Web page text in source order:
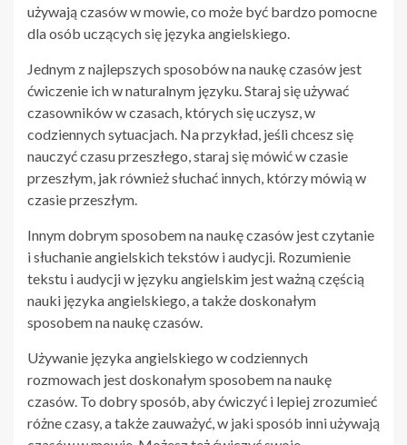
używają czasów w mowie, co może być bardzo pomocne
dla osób uczących się języka angielskiego.
Jednym z najlepszych sposobów na naukę czasów jest
ćwiczenie ich w naturalnym języku. Staraj się używać
czasowników w czasach, których się uczysz, w
codziennych sytuacjach. Na przykład, jeśli chcesz się
nauczyć czasu przeszłego, staraj się mówić w czasie
przeszłym, jak również słuchać innych, którzy mówią w
czasie przeszłym.
Innym dobrym sposobem na naukę czasów jest czytanie
i słuchanie angielskich tekstów i audycji. Rozumienie
tekstu i audycji w języku angielskim jest ważną częścią
nauki języka angielskiego, a także doskonałym
sposobem na naukę czasów.
Używanie języka angielskiego w codziennych
rozmowach jest doskonałym sposobem na naukę
czasów. To dobry sposób, aby ćwiczyć i lepiej zrozumieć
różne czasy, a także zauważyć, w jaki sposób inni używają